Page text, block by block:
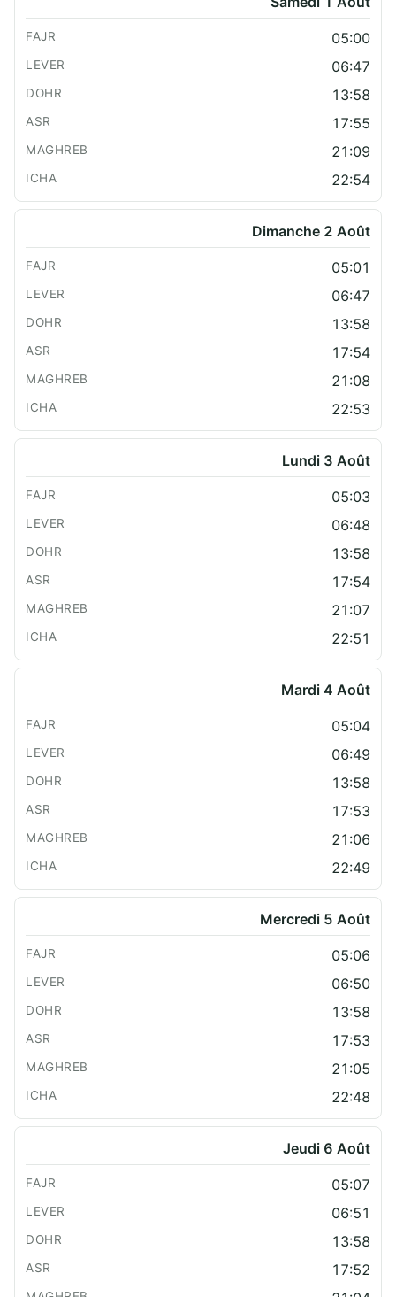
05:00
06:47
13:58
17:55
21:09
22:54
Dimanche 2 Août
05:01
06:47
13:58
17:54
21:08
22:53
Lundi 3 Août
05:03
06:48
13:58
17:54
21:07
22:51
Mardi 4 Août
05:04
06:49
13:58
17:53
21:06
22:49
Mercredi 5 Août
05:06
06:50
13:58
17:53
21:05
22:48
Jeudi 6 Août
05:07
06:51
13:58
17:52